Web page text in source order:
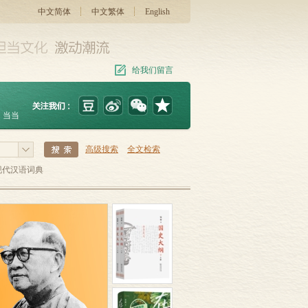
中文简体 中文繁体 English
给我们留言
当当
高级搜索 全文检索
代汉语词典